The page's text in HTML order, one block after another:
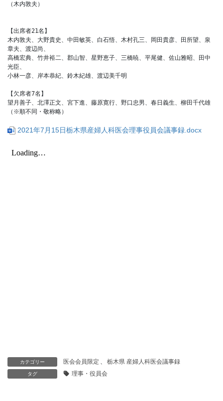
（木内敦夫）
【出席者21名】
木内敦夫、大野貴史、中田敏英、白石悟、木村孔三、岡田貴彦、田所望、泉
章夫、渡辺尚、
高橋宏典、竹井裕二、郡山智、星野恵子、三橋暁、平尾健、佐山雅昭、田中
光臣、
小林一彦、岸本恭紀、鈴木紀雄、渡辺美千明
【欠席者7名】
望月善子、北澤正文、宮下進、藤原寛行、野口忠男、春日義生、柳田千代雄
2021年7月15日栃木県産婦人科医会理事役員会議事録.docx
カテゴリー 医会会員限定 栃木県 産婦人科医会議事録
タグ 理事・役員会